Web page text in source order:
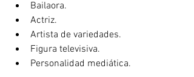
Bailaora.
Actriz.
Artista de variedades.
Figura televisiva.
Personalidad mediática.